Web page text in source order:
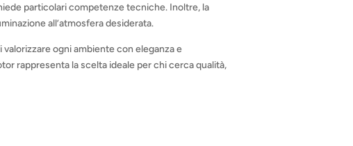
particolari competenze tecniche. Inoltre, la
all’atmosfera desiderata.
ogni ambiente con eleganza e
rappresenta la scelta ideale per chi cerca qualità,